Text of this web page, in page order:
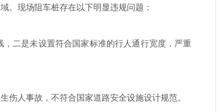
。现场阻车桩存在以下明显违规问题：
二是未设置符合国家标准的行人通行宽度，严重
人事故，不符合国家道路安全设施设计规范。